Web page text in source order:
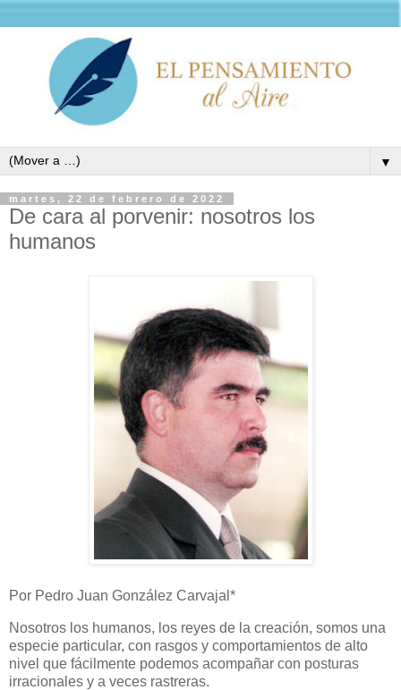
▼
martes, 22 de febrero de 2022
De cara al porvenir: nosotros los
humanos
Por Pedro Juan González Carvajal*
Nosotros los humanos, los reyes de la creación, somos una
especie particular, con rasgos y comportamientos de alto
nivel que fácilmente podemos acompañar con posturas
irracionales y a veces rastreras.